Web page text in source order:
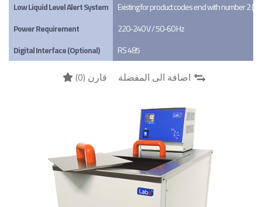
Low Liquid Level Alert System
Existing for product codes end with number 2
Power Requirement
220-240 V / 50-60 Hz
Digital Interface (Optional)
RS 485
قارن (0
) اضافة الى المفضلة